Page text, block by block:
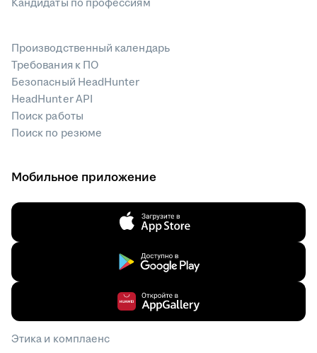
Кандидаты по профессиям
Производственный календарь
Требования к ПО
Безопасный HeadHunter
HeadHunter API
Поиск работы
Поиск по резюме
Мобильное приложение
Этика и комплаенс